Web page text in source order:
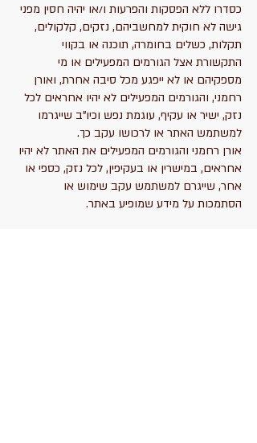
כסדרו ללא הפסקות והפרעות ו/או יהיה חסין מפני
גישה לא חוקית למחשביהם, נזקים, קלקולים,
תקלות, כשלים בחומרה, תוכנה או בקווי
התקשורת אצל הגורמים המפעילים או מי
מספקיהם או לא ייפגע מכל סיבה אחרת, ואורן
רחמני, והגורמים המפעילים לא יהיו אחראים לכל
נזק, ישיר או עקיף, עוגמת נפש וכיו"ב שייגרמו
למשתמש האתר או לרכושו עקב כך.
אורן רחמני והגורמים המפעילים את האתר לא יהיו
אחראים, במישרין או בעקיפין, לכל נזק, כספי או
אחר, שייגרם למשתמש עקב שימוש או
הסתמכות על מידע שמופיע באתר.